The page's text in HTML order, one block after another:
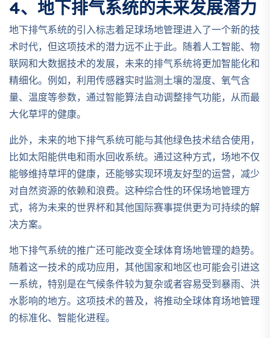
4、地下排气系统的未来发展潜力
地下排气系统的引入标志着足球场地管理进入了一个新的技
术时代，但这项技术的潜力远不止于此。随着人工智能、物
联网和大数据技术的发展，未来的排气系统将更加智能化和
精细化。例如，利用传感器实时监测土壤的湿度、氧气含
量、温度等参数，通过智能算法自动调整排气功能，从而最
大化草坪的健康。
此外，未来的地下排气系统可能与其他绿色技术结合使用，
比如太阳能供电和雨水回收系统。通过这种方式，场地不仅
能够维持草坪的健康，还能够实现环境友好型的运营，减少
对自然资源的依赖和浪费。这种综合性的环保场地管理方
式，将为未来的世界杯和其他国际赛事提供更为可持续的解
决方案。
地下排气系统的推广还可能改变全球体育场地管理的趋势。
随着这一技术的成功应用，其他国家和地区也可能会引进这
一系统，特别是在气候条件较为复杂或者容易受到暴雨、洪
水影响的地方。这项技术的普及，将推动全球体育场地管理
的标准化、智能化进程。